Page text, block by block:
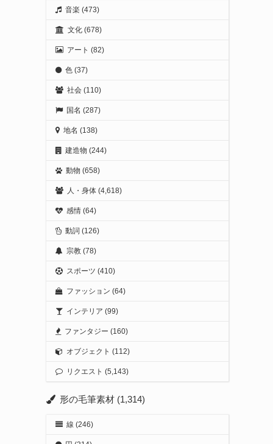
音楽 (473)
文化 (678)
アート (82)
色 (37)
社会 (110)
国名 (287)
地名 (138)
建造物 (244)
動物 (658)
人・身体 (4,618)
感情 (64)
動詞 (126)
宗教 (78)
スポーツ (410)
ファッション (64)
インテリア (99)
ファンタジー (160)
オブジェクト (112)
リクエスト (5,143)
形の毛筆素材 (1,314)
線 (246)